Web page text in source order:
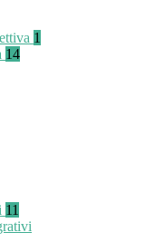
1
14
11